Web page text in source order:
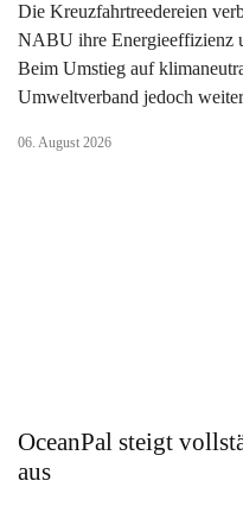
Die Kreuzfahrtreedereien
NABU ihre Energieeffizienz
Beim Umstieg auf
Umweltverband jedoch
06. August 2026
OceanPal steigt
aus